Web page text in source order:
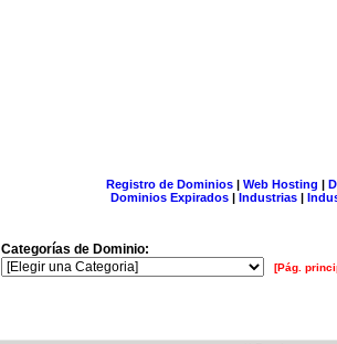
Registro de Dominios| Web Hosting |
Dominios Expirados | Industrias |
Categorías de Dominio:
[Pág.